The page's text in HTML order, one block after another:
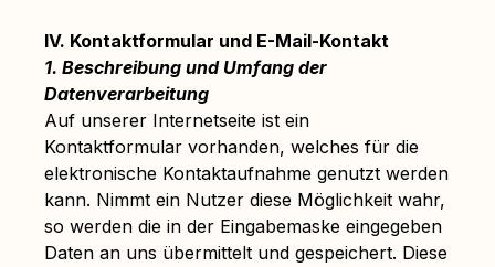
IV. Kontaktformular und E-Mail-Kontakt
1. Beschreibung und Umfang der
Datenverarbeitung
Auf unserer Internetseite ist ein
Kontaktformular vorhanden, welches für die
elektronische Kontaktaufnahme genutzt werden
kann. Nimmt ein Nutzer diese Möglichkeit wahr,
so werden die in der Eingabemaske eingegeben
Daten an uns übermittelt und gespeichert. Diese